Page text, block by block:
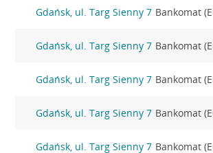
Gdańsk, ul. Targ Sienny 7 Bankomat
Gdańsk, ul. Targ Sienny 7 Bankomat
Gdańsk, ul. Targ Sienny 7 Bankomat
Gdańsk, ul. Targ Sienny 7 Bankomat
Gdańsk, ul. Targ Sienny 7 Bankomat